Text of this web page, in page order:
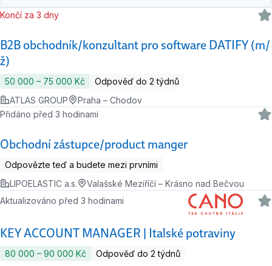
B2B obchodník/konzultant pro software DATIFY (m/
ž)
Končí za 3 dny
50 000 ‍–‍ 75 000 Kč
Odpověď do 2 týdnů
ATLAS GROUP
Praha – Chodov
Obchodní zástupce/product manger
Přidáno před 3 hodinami
Odpovězte teď a budete mezi prvními
LIPOELASTIC a.s.
Valašské Meziříčí – Krásno nad Bečvou
KEY ACCOUNT MANAGER | Italské potraviny
Aktualizováno před 3 hodinami
80 000 ‍–‍ 90 000 Kč
Odpověď do 2 týdnů